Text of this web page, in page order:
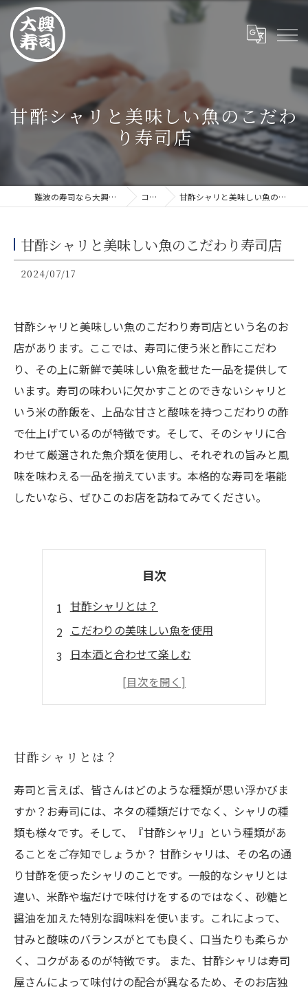
甘酢シャリと美味しい魚のこだわ
り寿司店
難波の寿司なら大興寿司 難波店 コラム 甘酢シャリと美味しい魚のこだわり寿司店
甘酢シャリと美味しい魚のこだわり寿司店
2024/07/17
甘酢シャリと美味しい魚のこだわり寿司店という名のお
店があります。ここでは、寿司に使う米と酢にこだわ
り、その上に新鮮で美味しい魚を載せた一品を提供して
います。寿司の味わいに欠かすことのできないシャリと
いう米の酢飯を、上品な甘さと酸味を持つこだわりの酢
で仕上げているのが特徴です。そして、そのシャリに合
わせて厳選された魚介類を使用し、それぞれの旨みと風
味を味わえる一品を揃えています。本格的な寿司を堪能
したいなら、ぜひこのお店を訪ねてみてください。
目次
甘酢シャリとは？
こだわりの美味しい魚を使用
日本酒と合わせて楽しむ
ランチタイムも営業中
おしゃれな店内でゆっくりと
甘酢シャリとは？
寿司と言えば、皆さんはどのような種類が思い浮かびま
すか？お寿司には、ネタの種類だけでなく、シャリの種
類も様々です。そして、『甘酢シャリ』という種類があ
ることをご存知でしょうか？ 甘酢シャリは、その名の通
り甘酢を使ったシャリのことです。一般的なシャリとは
違い、米酢や塩だけで味付けをするのではなく、砂糖と
醤油を加えた特別な調味料を使います。これによって、
甘みと酸味のバランスがとても良く、口当たりも柔らか
く、コクがあるのが特徴です。 また、甘酢シャリは寿司
屋さんによって味付けの配合が異なるため、そのお店独